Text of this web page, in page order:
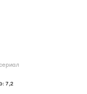
7,2